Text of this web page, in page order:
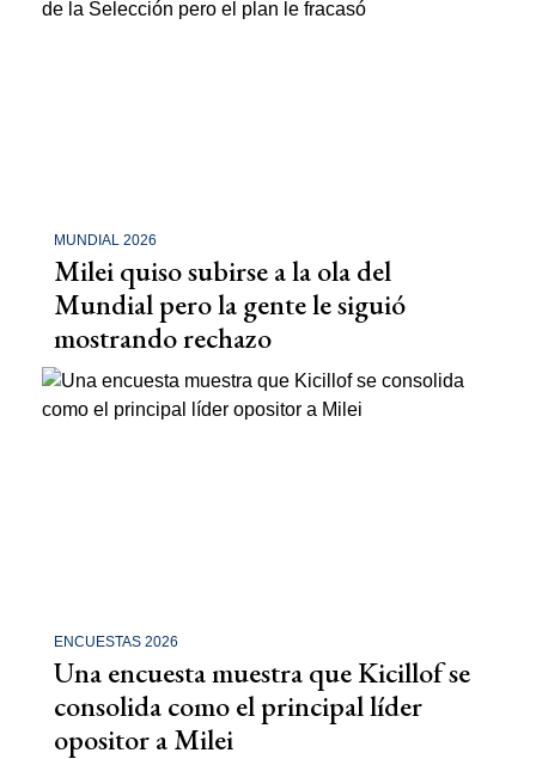
MUNDIAL 2026
Milei quiso subirse a la ola del
Mundial pero la gente le siguió
mostrando rechazo
ENCUESTAS 2026
Una encuesta muestra que Kicillof se
consolida como el principal líder
opositor a Milei